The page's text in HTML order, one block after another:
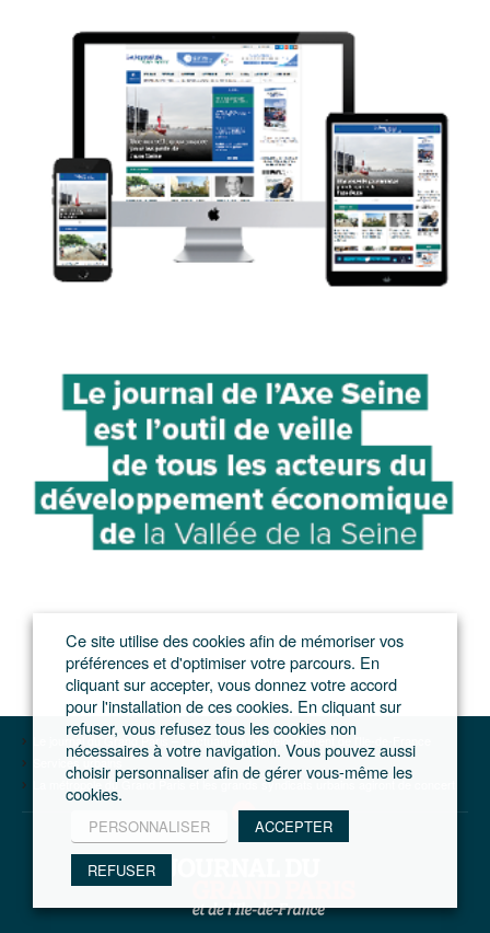
Le journal du Grand Paris – L'actualité du développement de l'Ile-de-France
Services urbains
La métropole du Grand Paris et les grands syndicats urbains agiront de concert
Ce site utilise des cookies afin de mémoriser vos
préférences et d'optimiser votre parcours. En
cliquant sur accepter, vous donnez votre accord
pour l'installation de ces cookies. En cliquant sur
refuser, vous refusez tous les cookies non
nécessaires à votre navigation. Vous pouvez aussi
choisir personnaliser afin de gérer vous-même les
cookies.
PERSONNALISER ACCEPTER
REFUSER